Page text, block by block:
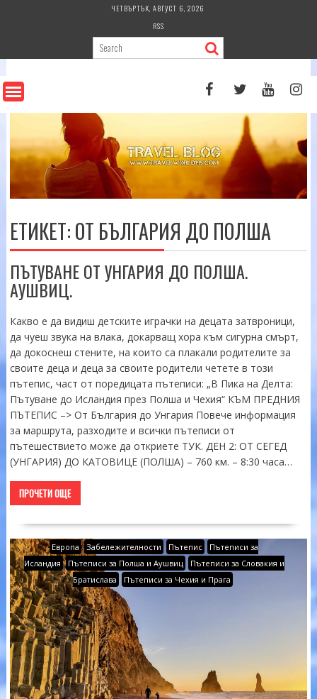
ЧЕТВЪРТЪК, АВГУСТ 6, 2026
RSS
ЕТИКЕТ:ОТ БЪЛГАРИЯ ДО ПОЛША
ПЪТУВАНЕ ОТ УНГАРИЯ ДО ПОЛША.
АУШВИЦ.
Какво е да видиш детските играчки на децата затвроници,
да чуеш звука на влака, докарващ хора към сигурна смърт,
да докоснеш стените, на които са плакали родителите за
своите деца и деца за своите родители четете в този
пътепис, част от поредицата пътеписи: „В Пика на Делта:
Пътуване до Исландия през Полша и Чехия“ КЪМ ПРЕДНИЯ
ПЪТЕПИС –> От България до Унгария Повече информация
за маршрута, разходите и всички пътеписи от
пътешествието може да откриете ТУК. ДЕН 2: ОТ СЕГЕД
(УНГАРИЯ) ДО КАТОВИЦЕ (ПОЛША) – 760 км. – 8:30 часа…
ПРОЧЕТИ ОЩЕ
Европа Забележителности Пътепис
Пътеписи за
Исландия
Пътеписи за Полша и Аушвиц
Пътеписи за Словакия и
Братислава
Пътеписи за Чехия и Прага